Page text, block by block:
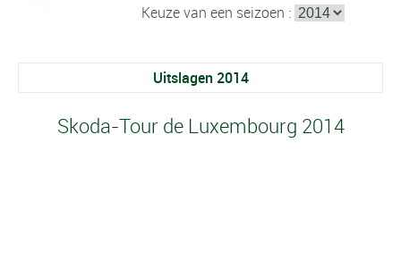
Keuze van een seizoen :
Uitslagen 2014
Skoda-Tour de Luxembourg 2014